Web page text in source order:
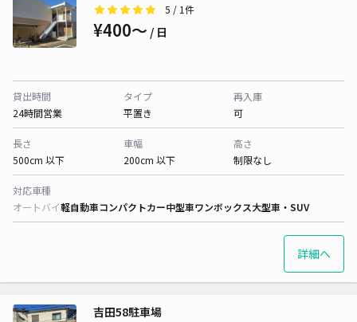
5 / 1件
¥400〜 / 日
貸出時間
24時間営業
タイプ
平置き
再入庫
可
長さ
500cm 以下
車幅
200cm 以下
高さ
制限なし
対応車種
オートバイ軽自動車コンパクトカー中型車ワンボックス大型車・SUV
詳細へ
吉田58駐車場